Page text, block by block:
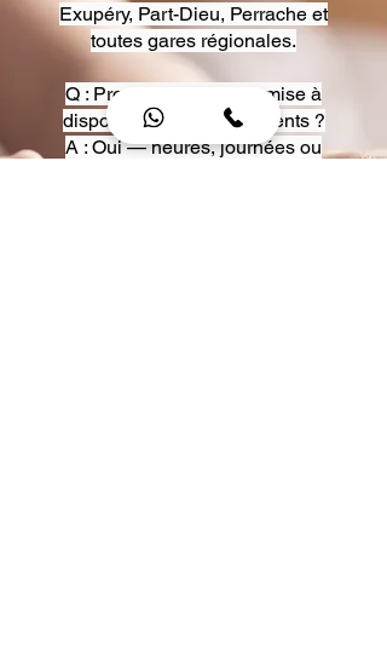
Exupéry, Part-Dieu, Perrache et
toutes gares régionales.
Q : Proposez-vous une mise à
disposition pour événements ?
A : Oui — heures, journées ou